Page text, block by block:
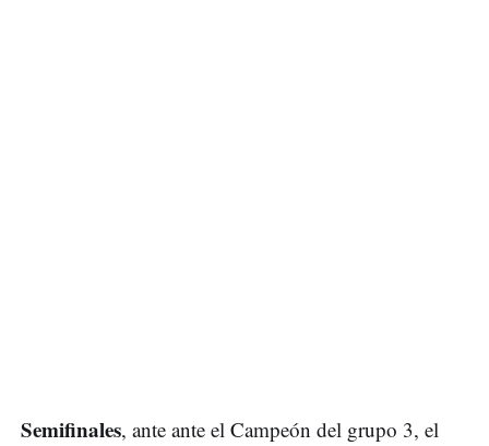
Semifinales, ante ante el Campeón del grupo 3, el